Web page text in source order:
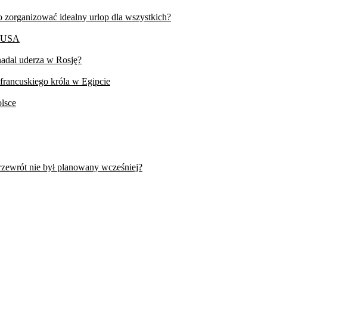
zorganizować idealny urlop dla wszystkich?
uderza w Rosję?
króla w Egipcie
nie był planowany wcześniej?